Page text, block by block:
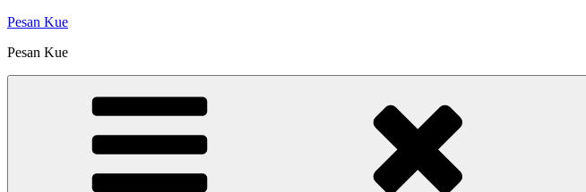
Skip
content
Pesan Kue
Pesan Kue